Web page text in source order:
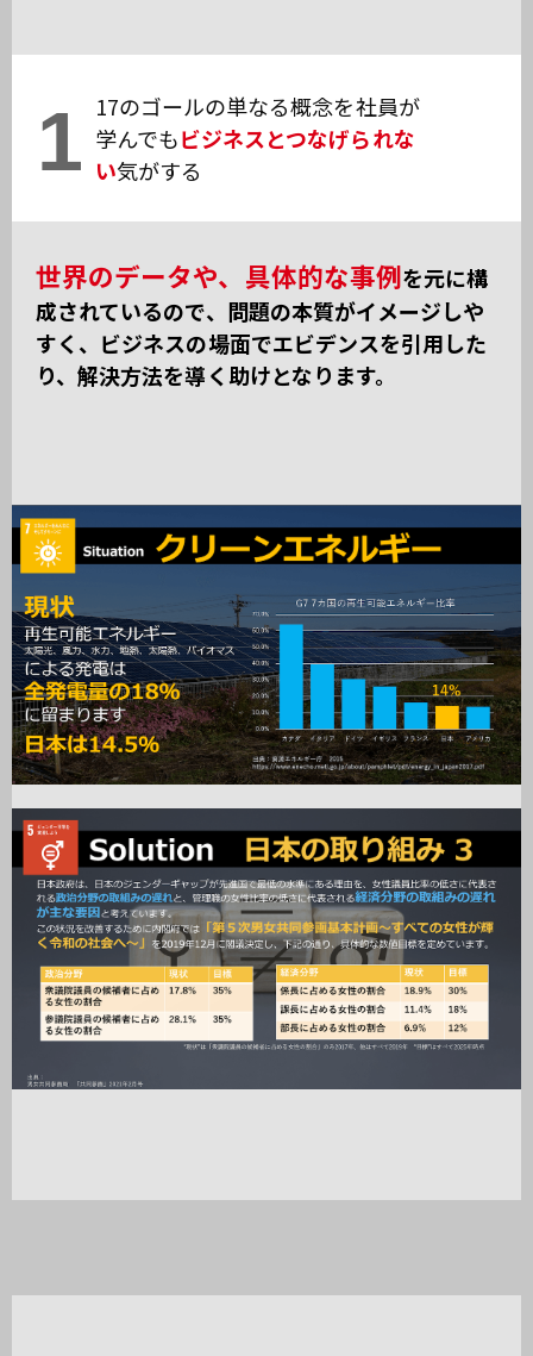
1 17のゴールの単なる概念を社員が
学んでもビジネスとつなげられな
い気がする
世界のデータや、具体的な事例を元に構
成されているので、 問題の本質がイメージしや
すく、ビジネスの場面でエビデンスを引用した
り、解決方法を導く助けとなります。